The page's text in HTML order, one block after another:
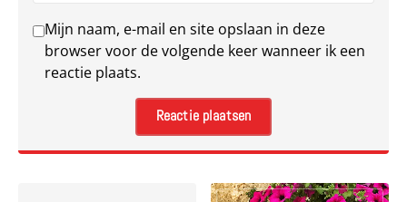
Mijn naam, e-mail en site opslaan in deze
browser voor de volgende keer wanneer ik een
reactie plaats.